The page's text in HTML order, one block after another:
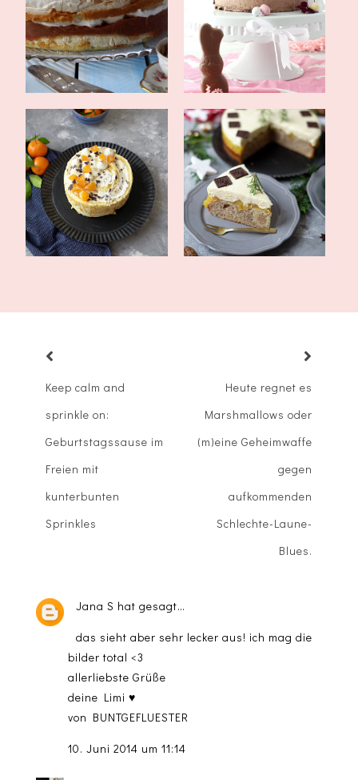
Rhabarber-Baiser-Torte
Oster-Schokoladentorte
mit Schokola...
Wickeltorte mit
Mandarinengelee
Weihnachtstorte mit
Zebraboden, Apf...
Keep calm and
sprinkle on:
Geburtstagssause im
Freien mit
kunterbunten
Sprinkles
Heute regnet es
Marshmallows oder
(m)eine Geheimwaffe
gegen
aufkommenden
Schlechte-Laune-
Blues.
Jana S hat gesagt…
das sieht aber sehr lecker aus! ich mag die
bilder total <3
allerliebste Grüße
deine Limi ♥
von BUNTGEFLUESTER
10. Juni 2014 um 11:14